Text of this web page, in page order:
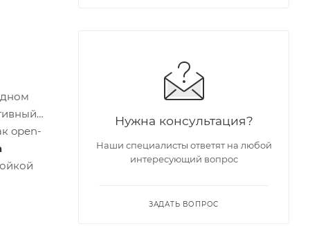
open-
Нужна консультация?
Наши специалисты ответят на любой
интересующий вопрос
ЗАДАТЬ ВОПРОС